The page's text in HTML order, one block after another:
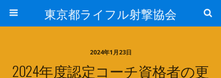
東京都ライフル射撃協会
2024年1月23日
2024年度認定コーチ資格者の更